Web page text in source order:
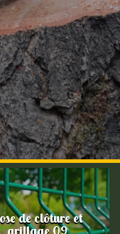
de clôture et